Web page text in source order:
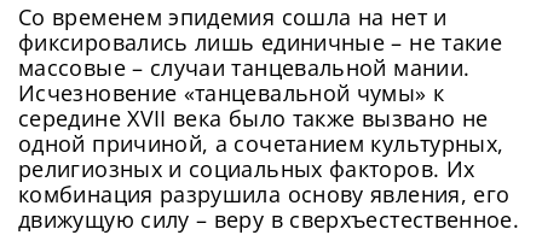
Со временем эпидемия сошла на нет и
фиксировались лишь единичные – не такие
массовые – случаи танцевальной мании.
Исчезновение «танцевальной чумы» к
середине XVII века было также вызвано не
одной причиной, а сочетанием культурных,
религиозных и социальных факторов. Их
комбинация разрушила основу явления, его
движущую силу – веру в сверхъестественное.